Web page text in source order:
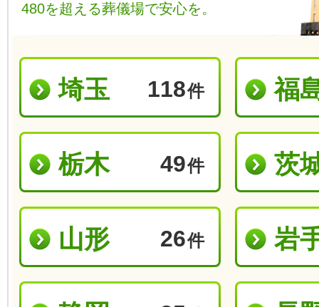
480を超える葬儀場で安心を。
埼玉 118件 福
栃木 49件 茨
山形 26件 岩